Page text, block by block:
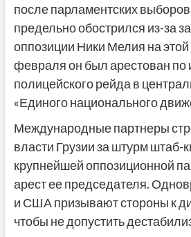
после парламентских
предельно обострился из-за
оппозиции Ники Мелия на
февраля он был арестован по
полицейского рейда в
«Единого национального
Международные партнеры
власти Грузии за штурм штаб-
крупнейшей оппозиционной
арест ее председателя.
и США призывают стороны к
чтобы не допустить